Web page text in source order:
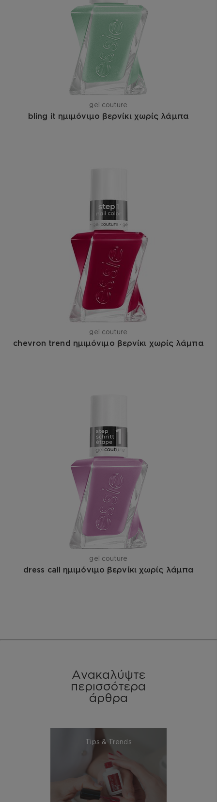
gel couture
bling it ημιμόνιμο βερνίκι χωρίς λάμπα
gel couture
chevron trend ημιμόνιμο βερνίκι χωρίς λάμπα
gel couture
dress call ημιμόνιμο βερνίκι χωρίς λάμπα
Ανακαλύψτε
περισσότερα
άρθρα
Tips & Trends